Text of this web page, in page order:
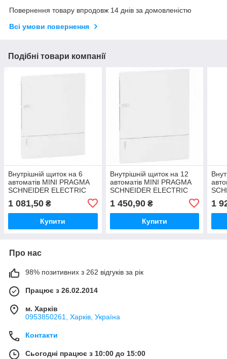
Повернення товару впродовж 14 днів за домовленістю
Всі умови повернення
Подібні товари компанії
Внутрішній щиток на 6
автоматів MINI PRAGMA
SCHNEIDER ELECTRIC
1 081,50 ₴
Купити
Внутрішній щиток на 12
автоматів MINI PRAGMA
SCHNEIDER ELECTRIC
1 450,90₴
Купити
1
Про нас
98% позитивних з 262 відгуків за рік
Працює з 26.02.2014
м. Харків
0953850261, Харків, Україна
Контакти
Сьогодні працює з 10:00 до 15:00